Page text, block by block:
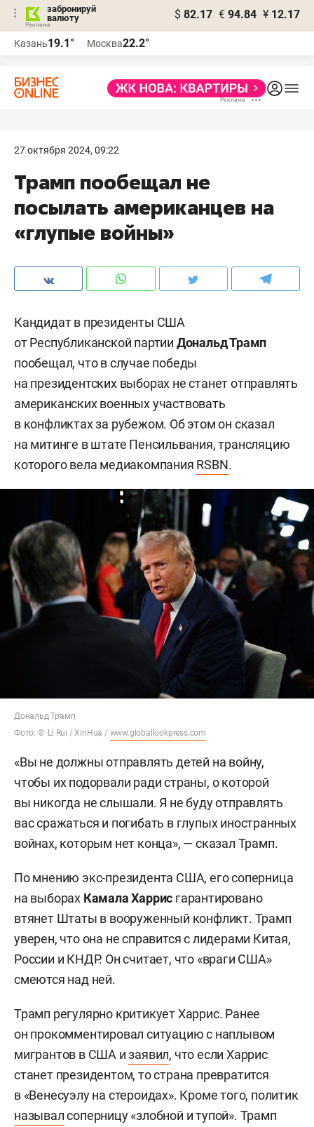
забронируй
валюту
$ 82.17 € 94.84 ¥ 12.17
Казань19.1° Москва22.2°
27 октября 2024, 09:22
Трамп пообещал не
посылать американцев на
«глупые войны»
Кандидат в президенты США
от Республиканской партии Дональд Трамп
пообещал, что в случае победы
на президентских выборах не станет отправлять
американских военных участвовать
в конфликтах за рубежом. Об этом он сказал
на митинге в штате Пенсильвания, трансляцию
которого вела медиакомпания RSBN.
Дональд Трамп
Фото: © Li Rui / XinHua / www.globallookpress.com
«Вы не должны отправлять детей на войну,
чтобы их подорвали ради страны, о которой
вы никогда не слышали. Я не буду отправлять
вас сражаться и погибать в глупых иностранных
войнах, которым нет конца», — сказал Трамп.
По мнению экс-президента США, его соперница
на выборах Камала Харрис гарантировано
втянет Штаты в вооруженный конфликт. Трамп
уверен, что она не справится с лидерами Китая,
России и КНДР. Он считает, что «враги США»
смеются над ней.
Трамп регулярно критикует Харрис. Ранее
он прокомментировал ситуацию с наплывом
мигрантов в США изаявил, что если Харрис
станет президентом, то страна превратится
в «Венесуэлу на стероидах». Кроме того, политик
называлсоперницу «злобной и тупой». Трамп